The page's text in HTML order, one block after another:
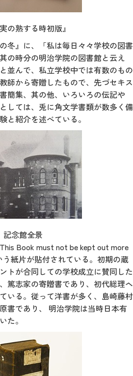
の熟する時初版』
冬』に、「私は毎日々々学校の図書
の時分の明治学院の図書館と云え
並んで、私立学校中では有数のもの
師から寄贈したもので、先づセキス
簡集、其の他、いろいろの伝記や
しては、兎に角文学書類が数多く備
と紹介を述べている。
記念館全景
Book must not be kept out more
う紙片が貼付されている。初期の蔵
トが合同しての学校成立に賛同した
篤志家の寄贈書であり、初代総理ヘ
いる。従って洋書が多く、島崎藤村
書であり、 明治学院は当時日本有
た。